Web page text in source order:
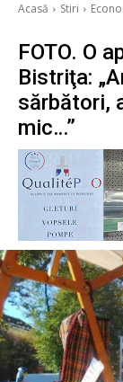
Acasă Stiri
FOTO. O
Bistriţa:
sărbători,
mic…”